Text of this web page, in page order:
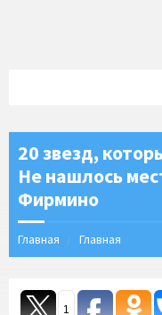
20 звезд,
Не нашлось
Фирмино
Главная Главная
1